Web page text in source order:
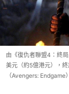
由《復仇者聯盟4：終
美元（約5億港元），
（Avengers: Endgame